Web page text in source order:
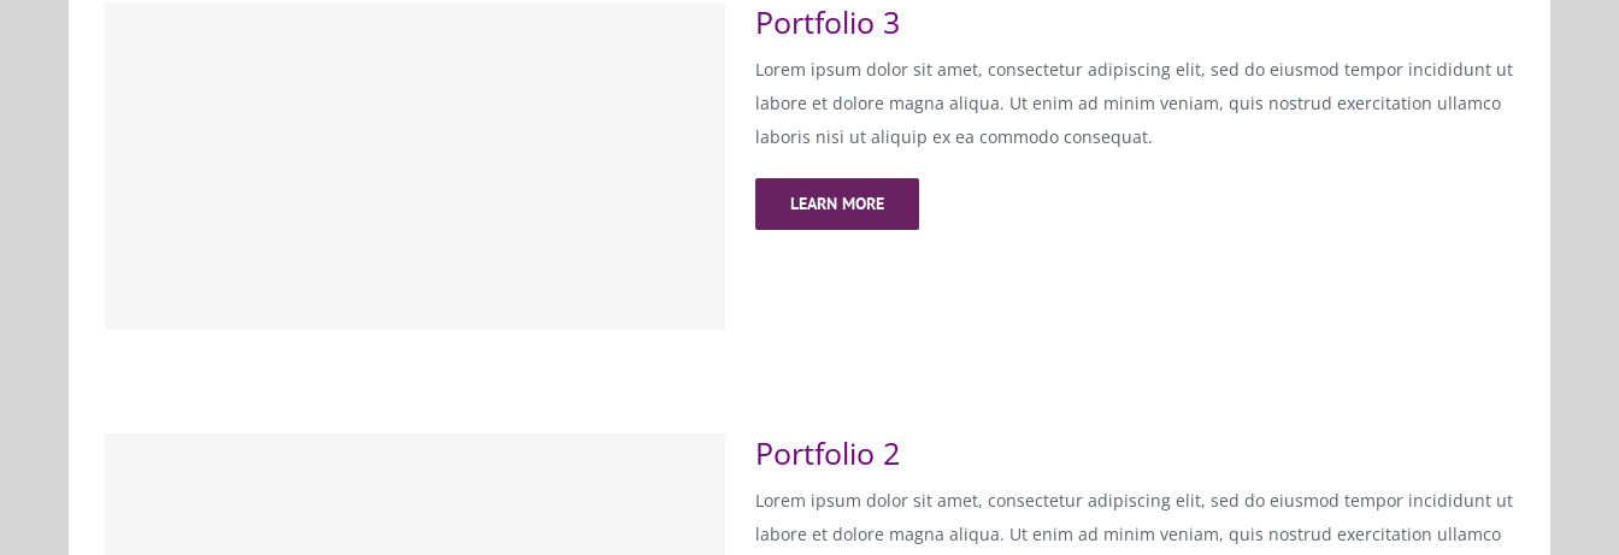
Portfolio 3
Lorem ipsum dolor sit amet, consectetur adipiscing elit, sed do eiusmod tempor incididunt ut
labore et dolore magna aliqua. Ut enim ad minim veniam, quis nostrud exercitation ullamco
laboris nisi ut aliquip ex ea commodo consequat.
LEARN MORE
Portfolio 2
Lorem ipsum dolor sit amet, consectetur adipiscing elit, sed do eiusmod tempor incididunt ut
labore et dolore magna aliqua. Ut enim ad minim veniam, quis nostrud exercitation ullamco